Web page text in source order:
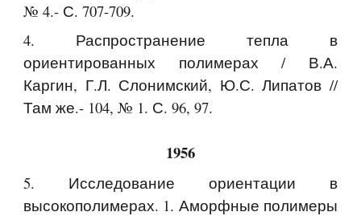
№ 4.- С. 707-709.
4. Распространение тепла в
ориентированных полимерах / В.А.
Каргин, Г.Л. Слонимский, Ю.С. Липатов //
Там же.- 104, № 1. С. 96, 97.
1956
5. Исследование ориентации в
высокополимерах. 1. Аморфные полимеры